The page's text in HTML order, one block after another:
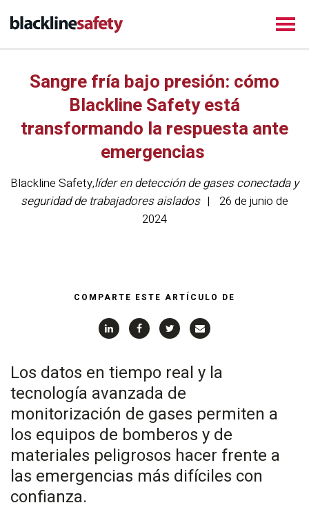
Sangre fría bajo presión: cómo
Blackline Safety está
transformando la respuesta ante
emergencias
Blackline Safety,líder en detección de gases conectada y
seguridad de trabajadores aislados
26 de junio de
2024
COMPARTE ESTE ARTÍCULO DE
Los datos en tiempo real y la
tecnología avanzada de
monitorización de gases permiten a
los equipos de bomberos y de
materiales peligrosos hacer frente a
las emergencias más difíciles con
confianza.